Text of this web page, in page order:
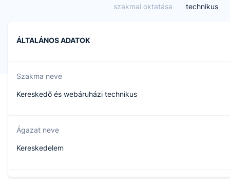
szakmai oktatása
technikus
ÁLTALÁNOS ADATOK
Szakma neve
Kereskedő és webáruházi technikus
Ágazat neve
Kereskedelem